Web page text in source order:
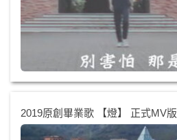
2019原創畢業歌 【燈】 正式MV版